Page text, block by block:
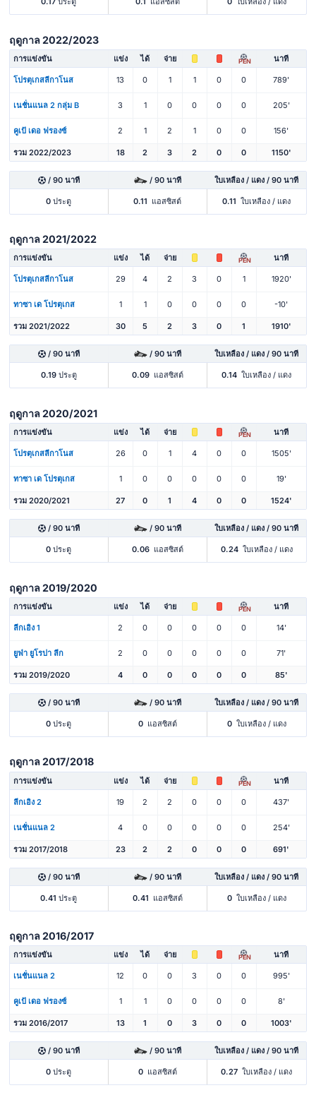
ฤดูกาล 2022/2023
การแข่งขัน แข่ง ได้ จ่าย PEN นาที
โปรตุเกสลีกาโนส 13 0 1 1 0 0 789'
เนชั่นแนล 2 กลุ่ม B 3 1 0 0 0 0 205'
คูเป้ เดอ ฟรองซ์ 2 1 2 1 0 0 156'
รวม 2022/2023 18 2 3 2 0 0 1150'
/ 90 นาที / 90 นาที ใบเหลือง / แดง / 90 นาที
0 ประตู 0.11 แอสซิสต์ 0.11 ใบเหลือง / แดง
ฤดูกาล 2021/2022
การแข่งขัน แข่ง ได้ จ่าย PEN นาที
โปรตุเกสลีกาโนส 29 4 2 3 0 1 1920'
ทาซา เด โปรตุเกส 1 1 0 0 0 0 -10'
รวม 2021/2022 30 5 2 3 0 1 1910'
/ 90 นาที / 90 นาที ใบเหลือง / แดง / 90 นาที
0.19ประตู 0.09 แอสซิสต์ 0.14 ใบเหลือง / แดง
ฤดูกาล 2020/2021
การแข่งขัน แข่ง ได้ จ่าย PEN นาที
โปรตุเกสลีกาโนส 26 0 1 4 0 0 1505'
ทาซา เด โปรตุเกส 1 0 0 0 0 0 19'
รวม 2020/2021 27 0 1 4 0 0 1524'
/ 90 นาที / 90 นาที ใบเหลือง / แดง / 90 นาที
0 ประตู 0.06 แอสซิสต์ 0.24 ใบเหลือง / แดง
ฤดูกาล 2019/2020
การแข่งขัน แข่ง ได้ จ่าย PEN นาที
ลีกเอิง 1 2 0 0 0 0 0 14'
ยูฟ่า ยูโรปา ลีก 2 0 0 0 0 0 71'
รวม 2019/2020 4 0 0 0 0 0 85'
/ 90 นาที / 90 นาที ใบเหลือง / แดง / 90 นาที
0 ประตู 0 แอสซิสต์ 0 ใบเหลือง / แดง
ฤดูกาล 2017/2018
การแข่งขัน แข่ง ได้ จ่าย PEN นาที
ลีกเอิง 2 19 2 2 0 0 0 437'
เนชั่นแนล 2 4 0 0 0 0 0 254'
รวม 2017/2018 23 2 2 0 0 0 691'
/ 90 นาที / 90 นาที ใบเหลือง / แดง / 90 นาที
0.41 ประตู 0.41 แอสซิสต์ 0 ใบเหลือง / แดง
ฤดูกาล 2016/2017
การแข่งขัน แข่ง ได้ จ่าย PEN นาที
เนชั่นแนล 2 12 0 0 3 0 0 995'
คูเป้ เดอ ฟรองซ์ 1 1 0 0 0 0 8'
รวม 2016/2017 13 1 0 3 0 0 1003'
/ 90 นาที / 90 นาที ใบเหลือง / แดง / 90 นาที
0 ประตู 0 แอสซิสต์ 0.27 ใบเหลือง / แดง